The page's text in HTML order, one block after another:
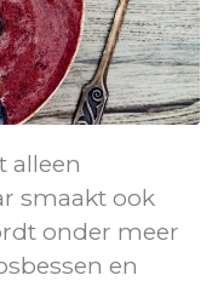
alleen
smaakt ook
onder meer
en